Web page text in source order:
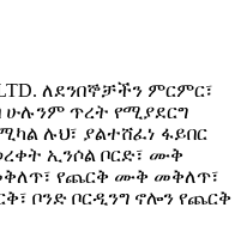
LTD. ለደንበኞቻችን ምርምር፣
ሁሉንም ጥረት የሚያደርግ
ሉህ፣ ያልተሸፈነ ፋይበር
ኢንሶል ቦርድ፣ ሙቅ
የጨርቅ ሙቅ መቅለጥ፣
ቦንድ ቦርዲንግ ኖሎን የጨርቅ